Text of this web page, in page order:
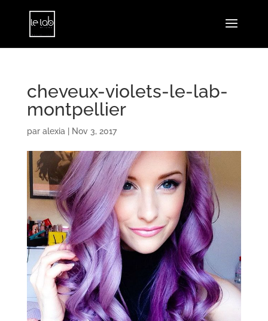
cheveux-violets-le-lab-
montpellier
par alexia Nov 3, 2017